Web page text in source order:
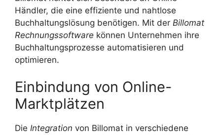
Händler, die eine effiziente und nahtlose
Buchhaltungslösung benötigen. Mit der Billomat
Rechnungssoftware können Unternehmen ihre
Buchhaltungsprozesse automatisieren und
optimieren.
Einbindung von Online-
Marktplätzen
Die Integration von Billomat in verschiedene